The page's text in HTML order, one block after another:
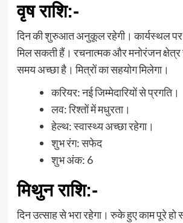
वृष राशि:-
दिन की शुरुआत अनुकूल रहेगी। कार्यस्थल पर
मिल सकती हैं। रचनात्मक और मनोरंजन
समय अच्छा है। मित्रों का सहयोग मिलेगा।
करियर: नई जिम्मेदारियों से प्रगति।
लव: रिश्तों में मधुरता।
हेल्थ: स्वास्थ्य अच्छा रहेगा।
शुभ रंग: सफेद
शुभ अंक: 6
मिथुन राशि:-
दिन उत्साह से भरा रहेगा। रुके हुए काम पूरे